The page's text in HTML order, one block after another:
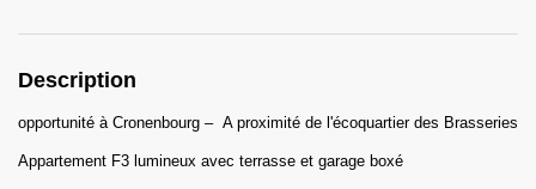
Description
opportunité à Cronenbourg – A proximité de l'écoquartier des Brasseries
Appartement F3 lumineux avec terrasse et garage boxé